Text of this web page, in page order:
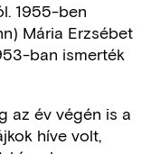
1955-ben
Mária Erzsébet
ban ismerték
az év végén is a
híve volt,